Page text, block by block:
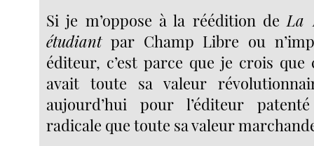
Si je m’oppose à la réédition deLa
étudiantpar Champ Libre ou
éditeur, c’est parce que je crois
avait toute sa valeur
aujourd’hui pour l’éditeur
radicale que toute sa valeur